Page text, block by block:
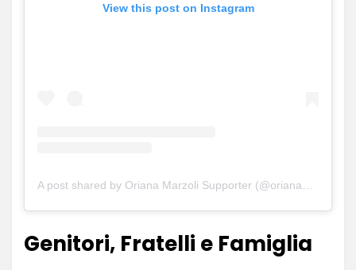
View this post on Instagram
Genitori, Fratelli e Famiglia